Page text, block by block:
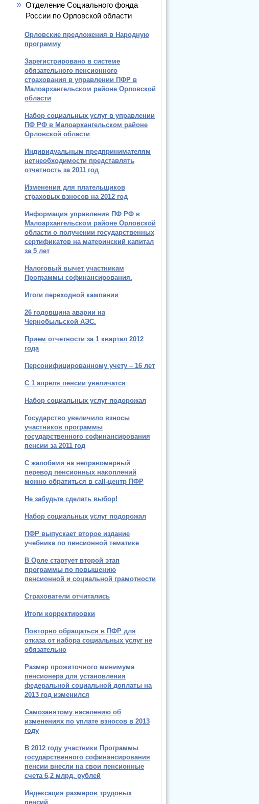
Отделение Социального фонда
России по Орловской области
Орловские предложения в Народную
программу
Зарегистрировано в системе
обязательного пенсионного
страхования в управлении ПФР в
Малоархангельском районе Орловской
области
Набор социальных услуг в управлении
ПФ РФ в Малоархангельском районе
Орловской области
Индивидуальным предпринимателям
нетнеобходимости представлять
отчетность за 2011 год
Изменения для плательщиков
страховых взносов на 2012 год
Информация управления ПФ РФ в
Малоархангельском районе Орловской
области о получении государственных
сертификатов на материнский капитал
за 5 лет
Налоговый вычет участникам
Программы софинансирования.
Итоги переходной кампании
26 годовщина аварии на
Чернобыльской АЭС.
Прием отчетности за 1 квартал 2012
года
Персонифицированному учету – 16 лет
С 1 апреля пенсии увеличатся
Набор социальных услуг подорожал
Государство увеличило взносы
участников программы
государственного софинансирования
пенсии за 2011 год
С жалобами на неправомерный
перевод пенсионных накоплений
можно обратиться в call-центр ПФР
Не забудьте сделать выбор!
Набор социальных услуг подорожал
ПФР выпускает второе издание
учебника по пенсионной тематике
В Орле стартует второй этап
программы по повышению
пенсионной и социальной грамотности
Страхователи отчитались
Итоги корректировки
Повторно обращаться в ПФР для
отказа от набора социальных услуг не
обязательно
Размер прожиточного минимума
пенсионера для установления
федеральной социальной доплаты на
2013 год изменился
Самозанятому населению об
изменениях по уплате взносов в 2013
году
В 2012 году участники Программы
государственного софинансирования
пенсии внесли на свои пенсионные
счета 6,2 млрд. рублей
Индексация размеров трудовых
пенсий